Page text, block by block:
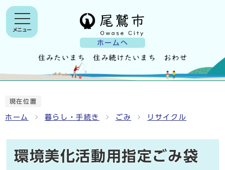
ホームへ
メニュー
現在位置
ホーム 暮らし・手続き ごみ リサイクル
環境美化活動用指定ごみ袋